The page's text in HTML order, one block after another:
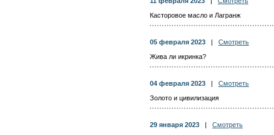
Касторовое масло и Лагранж
05 февраля 2023
Смотреть
Жива ли икринка?
04 февраля 2023
Смотреть
Золото и цивилизация
29 января 2023
Смотреть